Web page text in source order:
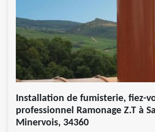
Installation de fumisterie, fiez-
professionnel Ramonage Z.T à
Minervois, 34360